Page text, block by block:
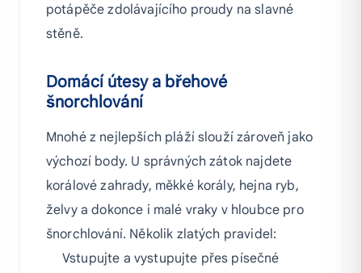
potápěče zdolávajícího proudy na slavné
stěně.
Domácí útesy a břehové
šnorchlování
Mnohé z nejlepších pláží slouží zároveň jako
výchozí body. U správných zátok najdete
korálové zahrady, měkké korály, hejna ryb,
želvy a dokonce i malé vraky v hloubce pro
šnorchlování. Několik zlatých pravidel:
Vstupujte a vystupujte přes písečné